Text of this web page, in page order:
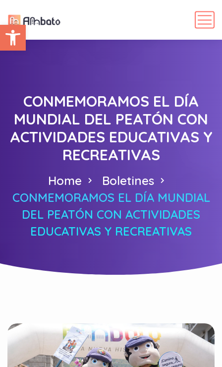
Abrir barra de herramientas
CONMEMORAMOS EL DÍA
MUNDIAL DEL PEATÓN CON
ACTIVIDADES EDUCATIVAS Y
RECREATIVAS
Home
Boletines
CONMEMORAMOS EL DÍA MUNDIAL
DEL PEATÓN CON ACTIVIDADES
EDUCATIVAS Y RECREATIVAS